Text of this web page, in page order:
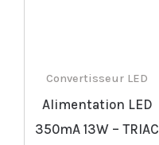
Convertisseur LED
Alimentation LED
350mA 13W – TRIAC